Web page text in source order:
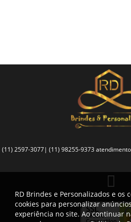
(11) 2597-3077| (11) 98255-9373
RD Brindes e Personalizados e os
cookies para personalizar
experiência no site. Ao continuar